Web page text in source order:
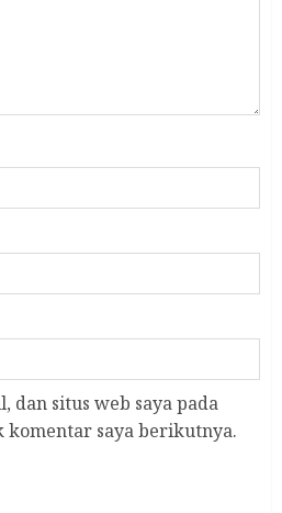
dan situs web saya pada
saya berikutnya.